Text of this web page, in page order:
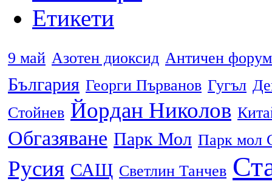
Етикети
9 май Азотен диоксид Античен форум
България Георги Първанов Гугъл
Стойнев Йордан Николов
Обгазяване Парк Мол Парк мол
Русия САЩ Светлин Танчев